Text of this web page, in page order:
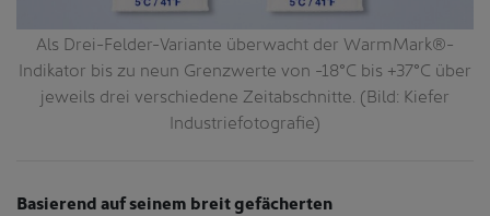
Als Drei-Felder-Variante überwacht der WarmMark®-
Indikator bis zu neun Grenzwerte von -18°C bis +37°C über
jeweils drei verschiedene Zeitabschnitte. (Bild: Kiefer
Industriefotografie)
Basierend auf seinem breit gefächerten